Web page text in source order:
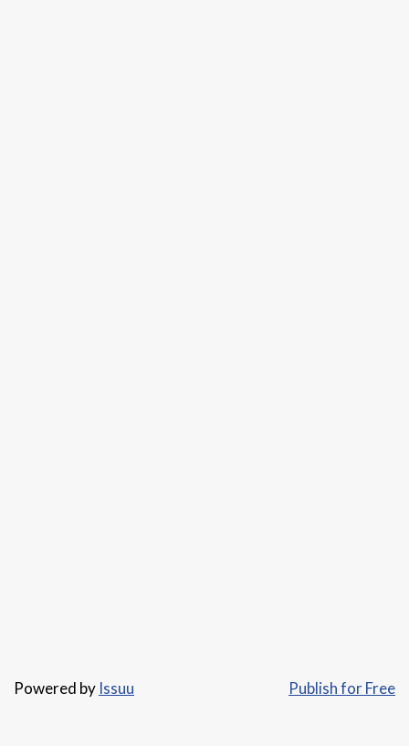
Powered by Issuu Publish for Free